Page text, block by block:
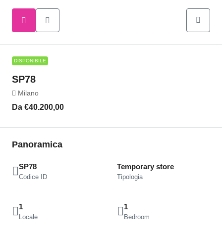
DISPONIBILE
SP78
Milano
Da €40.200,00
Panoramica
SP78
Codice ID
Temporary store
Tipologia
1
Locale
1
Bedroom